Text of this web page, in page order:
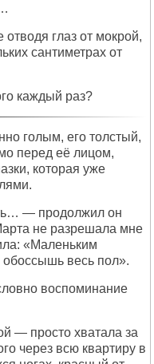
глаз от мокрой,
сантиметрах от
каждый раз?
голым, его толстый,
перед её лицом,
которая уже
— продолжил он
не разрешала мне
«Маленьким
обоссышь весь пол».
воспоминание
— просто хватала за
через всю квартиру в